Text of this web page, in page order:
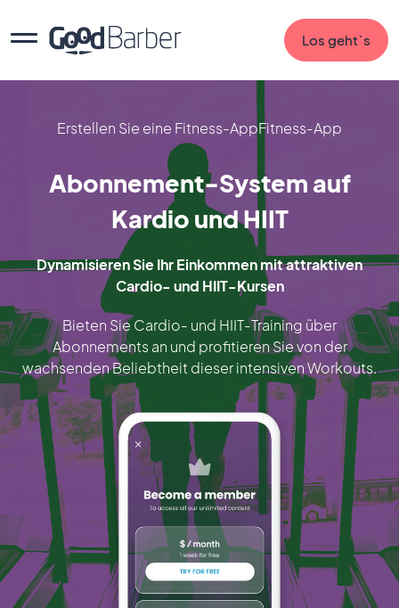
Los geht`s
Erstellen Sie eine Fitness-AppFitness-App
Abonnement-System auf
Kardio und HIIT
Dynamisieren Sie Ihr Einkommen mit attraktiven
Cardio- und HIIT-Kursen
Bieten Sie Cardio- und HIIT-Training über
Abonnements an und profitieren Sie von der
wachsenden Beliebtheit dieser intensiven Workouts.